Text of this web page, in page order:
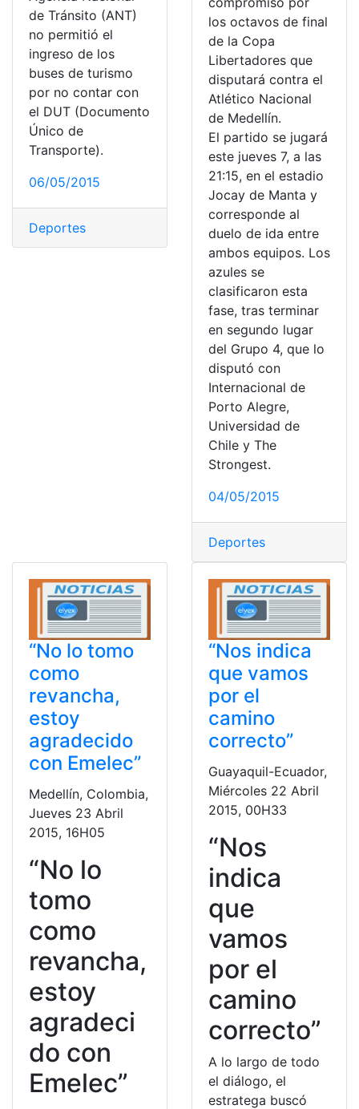
de Tránsito (ANT)
no permitió el
ingreso de los
buses de turismo
por no contar con
el DUT (Documento
Único de
Transporte).
06/05/2015
Deportes
los octavos de final
de la Copa
Libertadores que
disputará contra el
Atlético Nacional
de Medellín.
El partido se jugará
este jueves 7, a las
21:15, en el estadio
Jocay de Manta y
corresponde al
duelo de ida entre
ambos equipos. Los
azules se
clasificaron esta
fase, tras terminar
en segundo lugar
del Grupo 4, que lo
disputó con
Internacional de
Porto Alegre,
Universidad de
Chile y The
Strongest.
04/05/2015
Deportes
“No lo tomo
como
revancha,
estoy
agradecido
con Emelec”
Medellín, Colombia,
Jueves 23 Abril
2015, 16H05
“No lo
tomo
como
revancha,
estoy
agradeci
do con
Emelec”
“Nos indica
que vamos
por el
camino
correcto”
Guayaquil-Ecuador,
Miércoles 22 Abril
2015, 00H33
“Nos
indica
que
vamos
por el
camino
correcto”
A lo largo de todo
el diálogo, el
estratega buscó